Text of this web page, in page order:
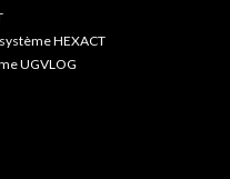
HEXACT
UGVLOG